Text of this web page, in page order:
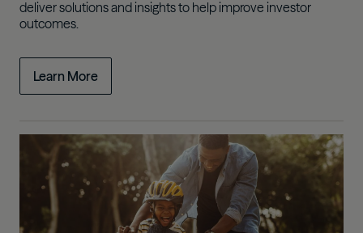
deliver solutions and insights to help improve investor
outcomes.
Learn More